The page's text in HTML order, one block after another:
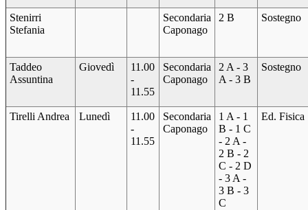
Stenirri
Stefania
Secondaria
Caponago
2 B Sostegno
Taddeo
Assuntina
Giovedì
11.00
-
11.55
Secondaria
Caponago
2 A - 3
A - 3 B
Sostegno
Tirelli Andrea Lunedì
11.00
-
11.55
Secondaria
Caponago
1 A - 1
B - 1 C
- 2 A -
2 B - 2
C - 2 D
- 3 A -
3 B - 3
C
Ed. Fisica